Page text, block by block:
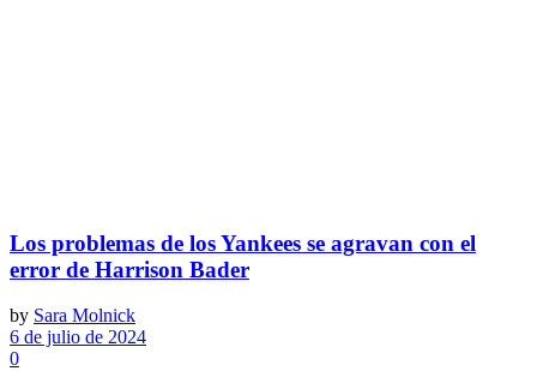
Los problemas de los Yankees se agravan con el
error de Harrison Bader
by Sara Molnick
6 de julio de 2024
0